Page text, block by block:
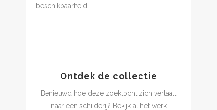
beschikbaarheid.
Ontdek de collectie
Benieuwd hoe deze zoektocht zich vertaalt
naar een schilderij? Bekijk al het werk